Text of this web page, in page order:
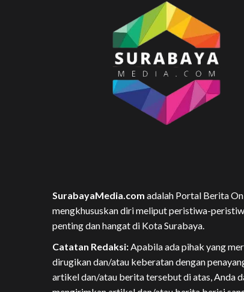
SurabayaMedia.com adalah Portal Berita
mengkhususkan diri meliput peristiwa-
penting dan hangat di Kota Surabaya.
Catatan Redaksi:Apabila ada pihak yang
dirugikan dan/atau keberatan dengan
artikel dan/atau berita tersebut di atas, Anda